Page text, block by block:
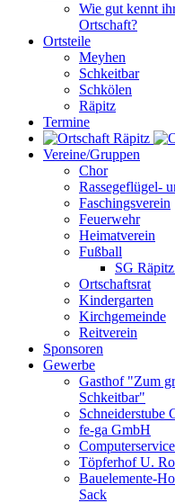
Wie gut kennt
Ortschaft?
Ortsteile
Meyhen
Schkeitbar
Schkölen
Räpitz
Termine
Vereine/Gruppen
Chor
Rassegeflügel-
Faschingsverein
Feuerwehr
Heimatverein
Fußball
SG
Ortschaftsrat
Kindergarten
Kirchgemeinde
Reitverein
Sponsoren
Gewerbe
Gasthof "Zum
Schkeitbar"
Schneiderstube
fe-ga GmbH
Töpferhof U.
Bauelemente-
Sack